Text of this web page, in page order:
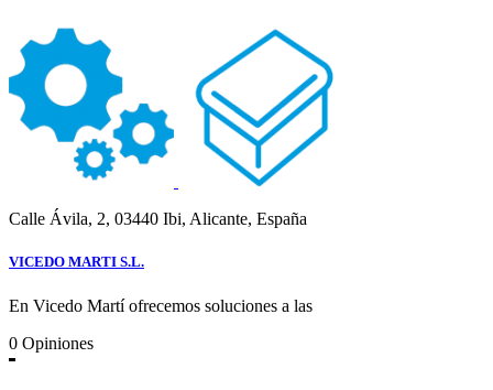
Calle Ávila, 2, 03440 Ibi, Alicante, España
VICEDO MARTI S.L.
En Vicedo Martí ofrecemos soluciones a las
0 Opiniones